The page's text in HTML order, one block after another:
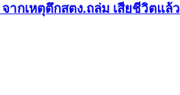
กเหตุตึกสตง.ถล่ม เสียชีวิตแล้ว